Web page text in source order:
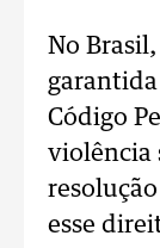
No
Código
violência
resolução
esse